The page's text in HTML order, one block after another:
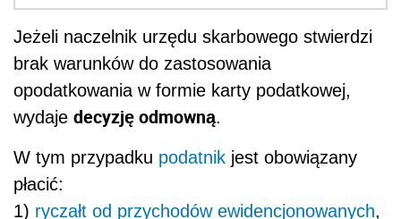
Jeżeli naczelnik urzędu skarbowego stwierdzi
brak warunków do zastosowania
opodatkowania w formie karty podatkowej,
wydaje decyzję odmowną.
W tym przypadku podatnik jest obowiązany
płacić:
1) ryczałt od przychodów ewidencjonowanych,